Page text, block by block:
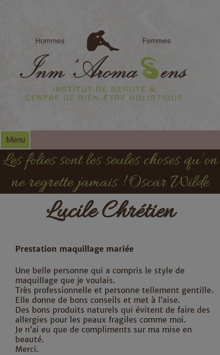
Menu
Les folies sont les seules choses qu’on
ne regrette jamais ! Oscar Wilde
Lucile Chrétien
Prestation maquillage mariée
Une belle personne qui a compris le style de
maquillage que je voulais.
Très professionnelle et personne tellement gentille.
Elle donne de bons conseils et met à l’aise.
Des bons produits naturels qui évitent de faire des
allergies pour les peaux fragiles comme moi.
Je n’ai eu que de compliments sur ma mise en
beauté.
Merci.